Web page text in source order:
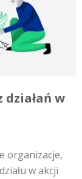
w
organizacje,
w akcji